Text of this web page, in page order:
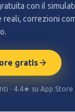
con il
reali, correzioni
gratis
· 4.4★ su App